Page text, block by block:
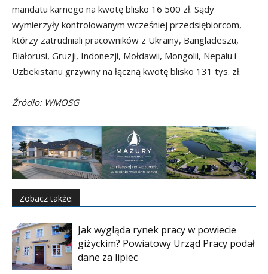
mandatu karnego na kwotę blisko 16 500 zł. Sądy
wymierzyły kontrolowanym wcześniej przedsiębiorcom,
którzy zatrudniali pracowników z Ukrainy, Bangladeszu,
Białorusi, Gruzji, Indonezji, Mołdawii, Mongolii, Nepalu i
Uzbekistanu grzywny na łączną kwotę blisko 131 tys. zł.
Źródło: WMOSG
Zobacz także:
Jak wygląda rynek pracy w powiecie
giżyckim? Powiatowy Urząd Pracy podał
dane za lipiec